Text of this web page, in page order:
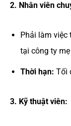
2. Nhân viên
Phải làm
tại công ty
Thời hạn: Tối
3. Kỹ thuật viên: